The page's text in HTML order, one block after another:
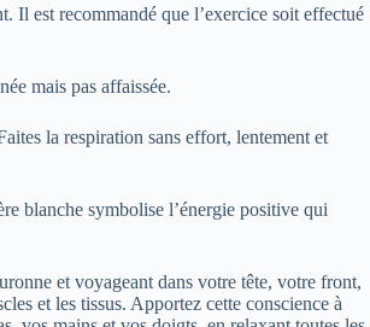
Il est recommandé que l’exercice soit effectué
mais pas affaissée.
la respiration sans effort, lentement et
blanche symbolise l’énergie positive qui
et voyageant dans votre tête, votre front,
et les tissus. Apportez cette conscience à